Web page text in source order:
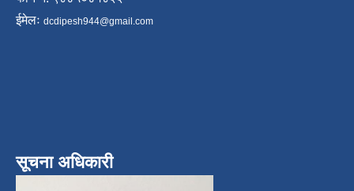
ईमेलः dcdipesh944@gmail.com
सूचना अधिकारी